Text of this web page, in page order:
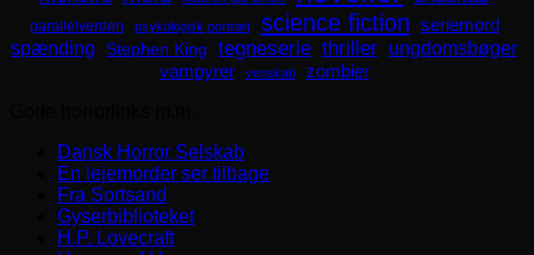
parallelverden psykologisk portræt science fiction seriemord
spænding Stephen King tegneserie thriller ungdomsbøger
vampyrer venskab
zombier
Dansk Horror Selskab
En lejemorder ser tilbage
Fra Sortsand
Gyserbiblioteket
H.P. Lovecraft